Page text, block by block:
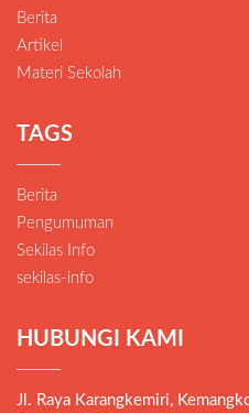
Berita
Artikel
Materi Sekolah
TAGS
Berita
Pengumuman
Sekilas Info
sekilas-info
HUBUNGI KAMI
Jl. Raya Karangkemiri,